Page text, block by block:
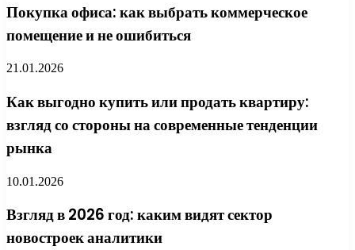
Покупка офиса: как выбрать коммерческое
помещение и не ошибиться
21.01.2026
Как выгодно купить или продать квартиру:
взгляд со стороны на современные тенденции
рынка
10.01.2026
Взгляд в 2026 год: каким видят сектор
новостроек аналитики